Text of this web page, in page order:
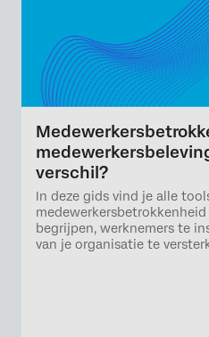
verschil?
In deze gids vind je alle
begrijpen, werknemers te
van je organisatie te